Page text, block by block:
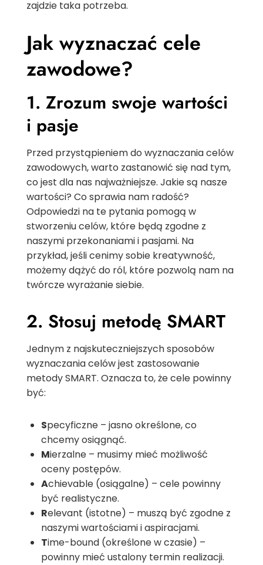
zajdzie taka potrzeba.
Jak wyznaczać cele
zawodowe?
1. Zrozum swoje wartości
i pasje
Przed przystąpieniem do wyznaczania celów
zawodowych, warto zastanowić się nad tym,
co jest dla nas najważniejsze. Jakie są nasze
wartości? Co sprawia nam radość?
Odpowiedzi na te pytania pomogą w
stworzeniu celów, które będą zgodne z
naszymi przekonaniami i pasjami. Na
przykład, jeśli cenimy sobie kreatywność,
możemy dążyć do ról, które pozwolą nam na
twórcze wyrażanie siebie.
2. Stosuj metodę SMART
Jednym z najskuteczniejszych sposobów
wyznaczania celów jest zastosowanie
metody SMART. Oznacza to, że cele powinny
być:
Specyficzne – jasno określone, co
chcemy osiągnąć.
Mierzalne – musimy mieć możliwość
oceny postępów.
Achievable (osiągalne) – cele powinny
być realistyczne.
Relevant (istotne) – muszą być zgodne z
naszymi wartościami i aspiracjami.
Time-bound (określone w czasie) –
powinny mieć ustalony termin realizacji.